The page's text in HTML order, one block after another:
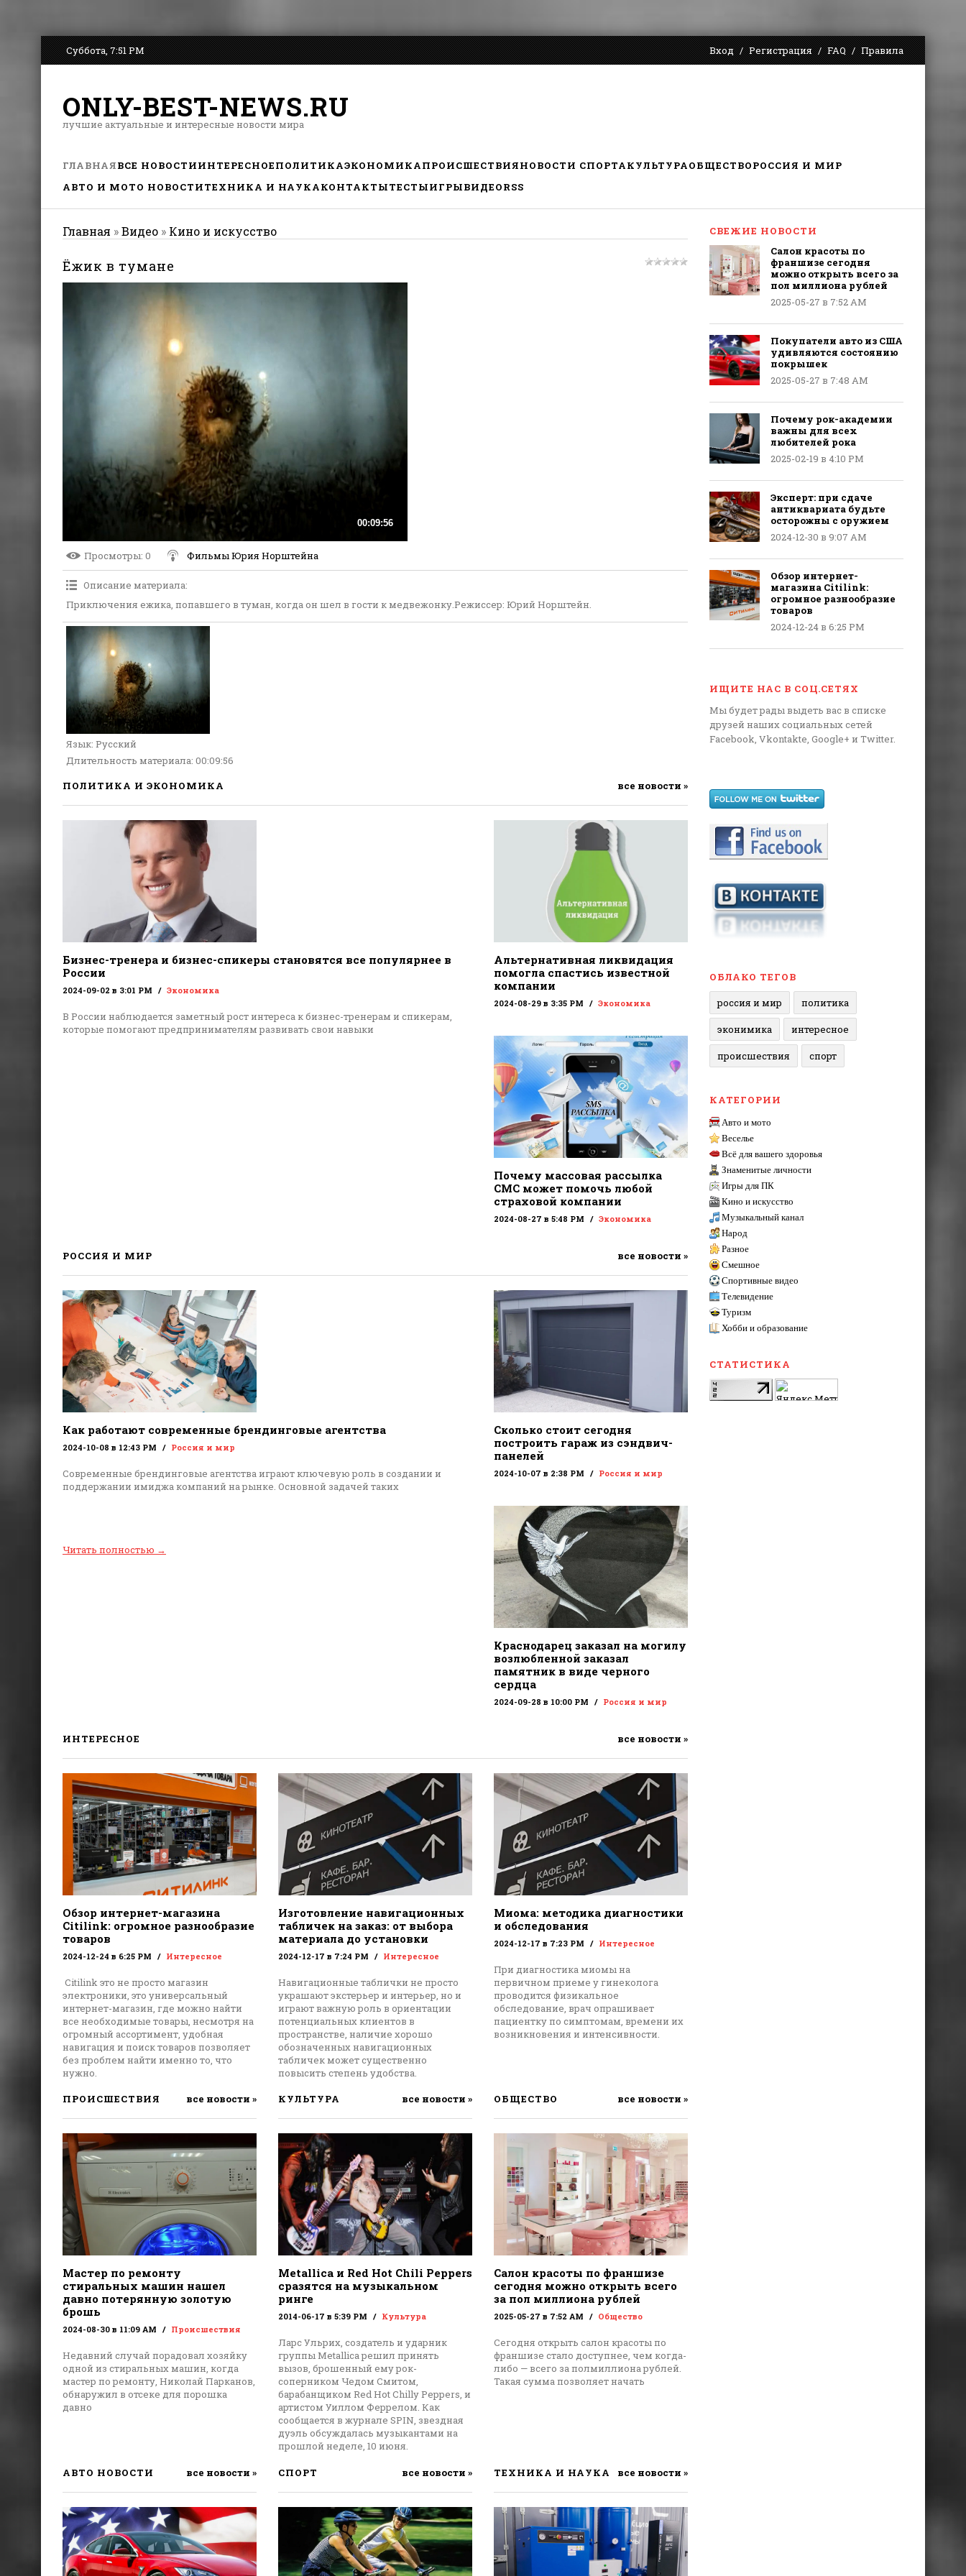
Суббота, 7:51 PM Вход Регистрация FAQ Правила
ONLY-BEST-NEWS.RU
лучшие актуальные и интересные новости мира
ГЛАВНАЯВСЕ НОВОСТИИНТЕРЕСНОЕПОЛИТИКАЭКОНОМИКАПРОИСШЕСТВИЯНОВОСТИ СПОРТАКУЛЬТУРАОБЩЕСТВОРОССИЯ И МИР
АВТО И МОТО НОВОСТИТЕХНИКА И НАУКАКОНТАКТЫТЕСТЫИГРЫВИДЕОRSS
Главная »Видео » Кино и искусство
Ёжик в тумане
00:09:56
Просмотры: 0 Фильмы Юрия Норштейна
Описание материала:
Приключения ежика, попавшего в туман, когда он шел в гости к медвежонку.Режиссер: Юрий Норштейн.
Язык: Русский
Длительность материала: 00:09:56
ПОЛИТИКА И ЭКОНОМИКА
все новости »
Бизнес-тренера и бизнес-спикеры становятся все популярнее в
России
2024-09-02 в 3:01 PM Экономика
В России наблюдается заметный рост интереса к бизнес-тренерам и спикерам,
которые помогают предпринимателям развивать свои навыки
Альтернативная ликвидация
помогла спастись известной
компании
2024-08-29 в 3:35 PM Экономика
Почему массовая рассылка
СМС может помочь любой
страховой компании
2024-08-27 в 5:48 PM Экономика
РОССИЯ И МИР все новости »
Как работают современные брендинговые агентства
2024-10-08 в 12:43 PM Россия и мир
Современные брендинговые агентства играют ключевую роль в создании и
поддержании имиджа компаний на рынке. Основной задачей таких
Читать полностью →
Сколько стоит сегодня
построить гараж из сэндвич-
панелей
2024-10-07 в 2:38 PM Россия и мир
Краснодарец заказал на могилу
возлюбленной заказал
памятник в виде черного
сердца
2024-09-28 в 10:00 PM Россия и мир
ИНТЕРЕСНОЕ все новости »
Обзор интернет-магазина
Citilink: огромное разнообразие
товаров
2024-12-24 в 6:25 PM Интересное
Citilink это не просто магазин
электроники, это универсальный
интернет-магазин, где можно найти
все необходимые товары, несмотря на
огромный ассортимент, удобная
навигация и поиск товаров позволяет
без проблем найти именно то, что
нужно.
Изготовление навигационных
табличек на заказ: от выбора
материала до установки
2024-12-17 в 7:24 PM Интересное
Навигационные таблички не просто
украшают экстерьер и интерьер, но и
играют важную роль в ориентации
потенциальных клиентов в
пространстве, наличие хорошо
обозначенных навигационных
табличек может существенно
повысить степень удобства.
Миома: методика диагностики
и обследования
2024-12-17 в 7:23 PM Интересное
При диагностика миомы на
первичном приеме у гинеколога
проводится физикальное
обследование, врач опрашивает
пациентку по симптомам, времени их
возникновения и интенсивности.
ПРОИСШЕСТВИЯ все новости »
Мастер по ремонту
стиральных машин нашел
давно потерянную золотую
брошь
2024-08-30 в 11:09 AM Происшествия
Недавний случай порадовал хозяйку
одной из стиральных машин, когда
мастер по ремонту, Николай Парканов,
обнаружил в отсеке для порошка
давно
КУЛЬТУРА все новости »
Metallica и Red Hot Chili Peppers
сразятся на музыкальном
ринге
2014-06-17 в 5:39 PM Культура
Ларс Ульрих, создатель и ударник
группы Metallica решил принять
вызов, брошенный ему рок-
соперником Чедом Смитом,
барабанщиком Red Hot Chilly Peppers, и
артистом Уиллом Феррелом. Как
сообщается в журнале SPIN, звездная
дуэль обсуждалась музыкантами на
прошлой неделе, 10 июня.
ОБЩЕСТВО все новости »
Салон красоты по франшизе
сегодня можно открыть всего
за пол миллиона рублей
2025-05-27 в 7:52 AM Общество
Сегодня открыть салон красоты по
франшизе стало доступнее, чем когда-
либо — всего за полмиллиона рублей.
Такая сумма позволяет начать
АВТО НОВОСТИ все новости » СПОРТ все новости » ТЕХНИКА И НАУКА все новости »
СВЕЖИЕ НОВОСТИ
Салон красоты по
франшизе сегодня
можно открыть всего за
пол миллиона рублей
2025-05-27 в 7:52 AM
Покупатели авто из США
удивляются состоянию
покрышек
2025-05-27 в 7:48 AM
Почему рок-академии
важны для всех
любителей рока
2025-02-19 в 4:10 PM
Эксперт: при сдаче
антиквариата будьте
осторожны с оружием
2024-12-30 в 9:07 AM
Обзор интернет-
магазина Citilink:
огромное разнообразие
товаров
2024-12-24 в 6:25 PM
ИЩИТЕ НАС В СОЦ.СЕТЯХ
Мы будет рады выдеть вас в списке
друзей наших социальных сетей
Facebook, Vkontakte, Google+ и Twitter.
ОБЛАКО ТЕГОВ
россия и мир
политика
эконимика интересное
происшествия спорт
КАТЕГОРИИ
Авто и мото
Веселье
Всё для вашего здоровья
Знаменитые личности
Игры для ПК
Кино и искусство
Музыкальный канал
Народ
Разное
Смешное
Спортивные видео
Телевидение
Туризм
Хобби и образование
СТАТИСТИКА